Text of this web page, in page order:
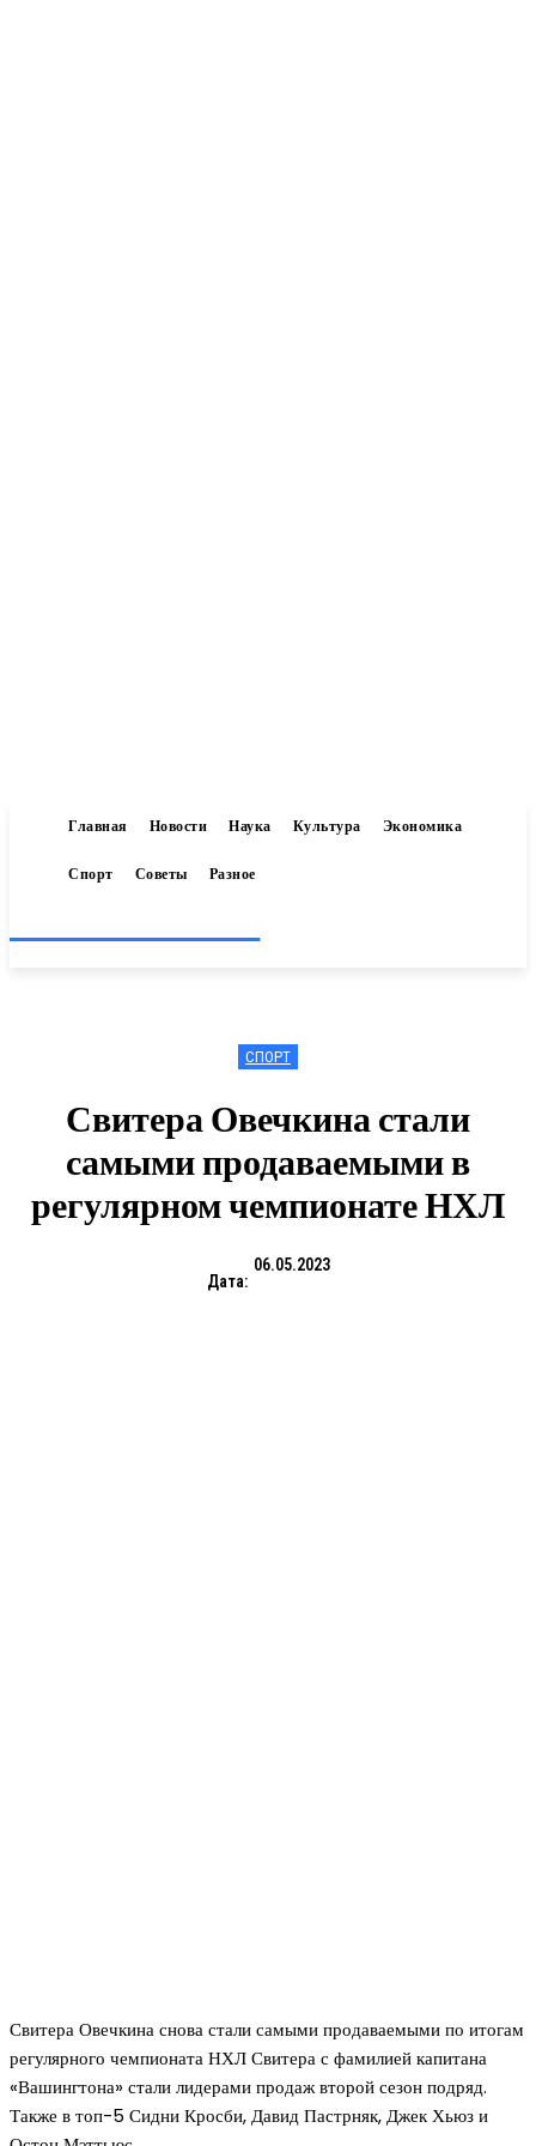
Главная Новости Наука Культура Экономика
Спорт Советы Разное
СПОРТ
Свитера Овечкина стали
самыми продаваемыми в
регулярном чемпионате НХЛ
Дата:
06.05.2023
Свитера Овечкина снова стали самыми продаваемыми по итогам
регулярного чемпионата НХЛ Свитера с фамилией капитана
«Вашингтона» стали лидерами продаж второй сезон подряд.
Также в топ-5 Сидни Кросби, Давид Пастрняк, Джек Хьюз и